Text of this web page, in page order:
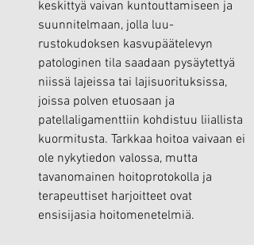
keskittyä vaivan kuntouttamiseen ja
suunnitelmaan, jolla luu-
rustokudoksen kasvupäätelevyn
patologinen tila saadaan pysäytettyä
niissä lajeissa tai lajisuorituksissa,
joissa polven etuosaan ja
patellaligamenttiin kohdistuu liiallista
kuormitusta. Tarkkaa hoitoa vaivaan ei
ole nykytiedon valossa, mutta
tavanomainen hoitoprotokolla ja
terapeuttiset harjoitteet ovat
ensisijasia hoitomenetelmiä.